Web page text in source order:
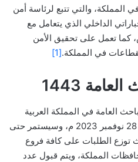
المملكة، والتي تتبع لرئاسة أمن
الداخلي الذي يتعامل مع
كما تعمل على تحقيق الأمن
في المملكة.[1]
1443
العامة في المملكة العربية
السعودية للعام 2023 سيبدأ يوم 28 نوفمبر 2023 م، وسيستمر حتى
حيث توزع الطلبات على كافة فروع
المملكة، ويتم قبول عدد